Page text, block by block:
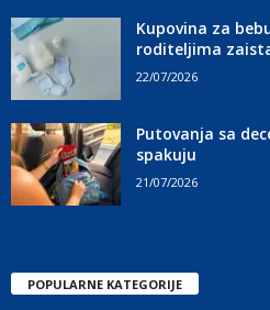
Kupovina za
roditeljima
22/07/2026
Putovanja sa
spakuju
21/07/2026
POPULARNE KATEGORIJE